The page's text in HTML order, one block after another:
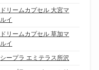
ドリームカプセル 大宮マ
ルイ
ドリームカプセル 草加マ
ルイ
シープラ エミテラス所沢